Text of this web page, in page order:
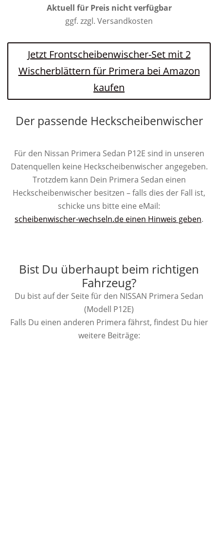
Aktuell für Preis nicht verfügbar
ggf. zzgl. Versandkosten
Jetzt Frontscheibenwischer-Set mit 2
Wischerblättern für Primera bei Amazon
kaufen
Der passende Heckscheibenwischer
Für den Nissan Primera Sedan P12E sind in unseren
Datenquellen keine Heckscheibenwischer angegeben.
Trotzdem kann Dein Primera Sedan einen
Heckscheibenwischer besitzen – falls dies der Fall ist,
schicke uns bitte eine eMail:
scheibenwischer-wechseln.de einen Hinweis geben.
Bist Du überhaupt beim richtigen
Fahrzeug?
Du bist auf der Seite für den NISSAN Primera Sedan
(Modell P12E)
Falls Du einen anderen Primera fährst, findest Du hier
weitere Beiträge: